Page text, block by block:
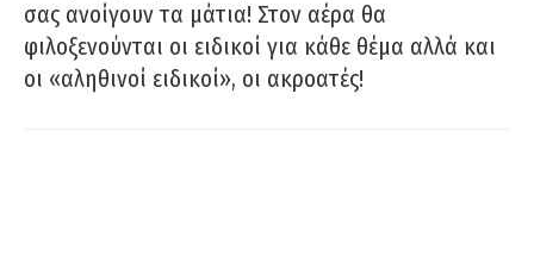
σας ανοίγουν τα μάτια! Στον αέρα θα
φιλοξενούνται οι ειδικοί για κάθε θέμα αλλά και
οι «αληθινοί ειδικοί», οι ακροατές!